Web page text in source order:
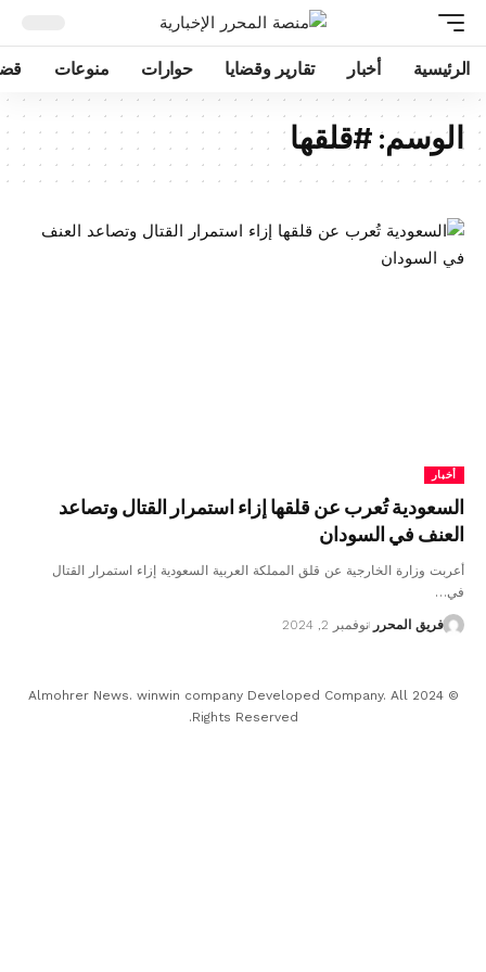
الرئيسية أخبار تقارير وقضايا حوارات منوعات
الوسم: #قلقها
أخبار
السعودية تُعرب عن قلقها إزاء استمرار القتال وتصاعد
العنف في السودان
أعربت وزارة الخارجية عن قلق المملكة العربية السعودية إزاء استمرار القتال
في…
فريق المحرر نوفمبر 2, 2024
© 2024 Almohrer News. winwin company Developed Company. All
Rights Reserved.